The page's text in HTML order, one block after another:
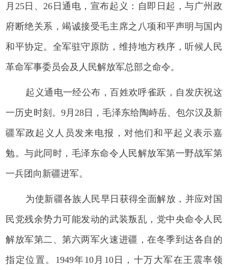
月25日、26日通电，宣布起义：自即日起，与广州政
府断绝关系，竭诚接受毛主席之八项和平声明与国内
和平协定。全军驻守原防，维持地方秩序，听候人民
革命军事委员会及人民解放军总部之命令。
起义通电一经公布，百姓欢呼雀跃，自发庆祝这
一历史时刻。9月28日，毛泽东给陶峙岳、包尔汉及新
疆军政起义人员发来电报，对他们和平起义表示嘉
勉。与此同时，毛泽东命令人民解放军第一野战军第
一兵团向新疆进军。
为使新疆各族人民早日获得全面解放，并应对国
民党残余势力可能发动的武装叛乱，党中央命令人民
解放军第二、第六两军火速进疆，在冬季到达各自的
指定位置。1949年10月10日，十万大军在王震率领